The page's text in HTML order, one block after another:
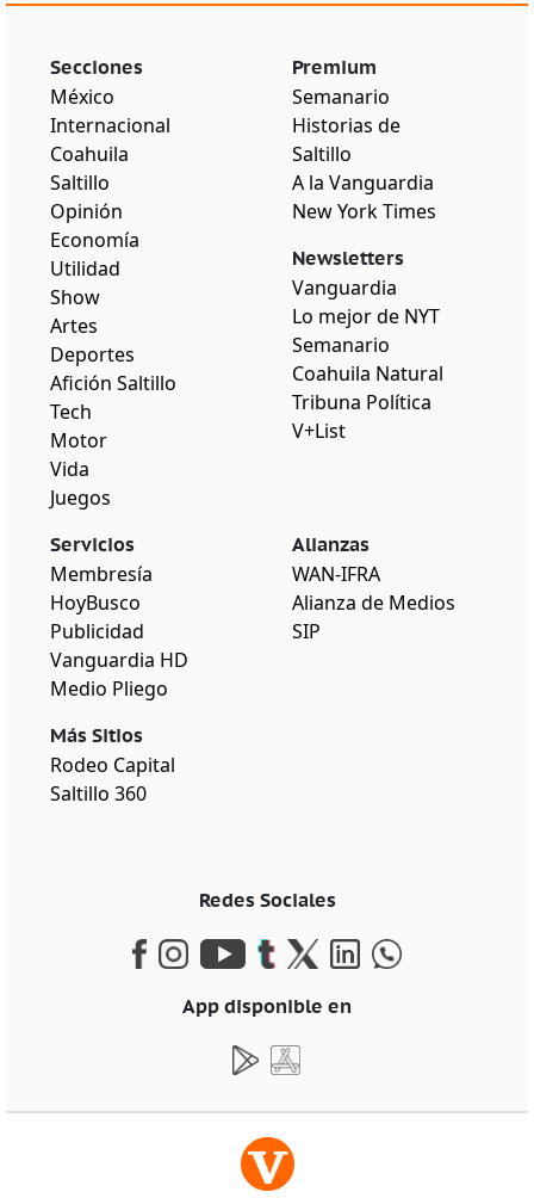
Secciones
México
Internacional
Coahuila
Saltillo
Opinión
Economía
Utilidad
Show
Artes
Deportes
Afición Saltillo
Tech
Motor
Vida
Juegos
Premium
Semanario
Historias de
Saltillo
A la Vanguardia
New York Times
Newsletters
Vanguardia
Lo mejor de NYT
Semanario
Coahuila Natural
Tribuna Política
V+List
Servicios
Membresía
HoyBusco
Publicidad
Vanguardia HD
Medio Pliego
Más Sitios
Rodeo Capital
Saltillo 360
Alianzas
WAN-IFRA
Alianza de Medios
SIP
Redes Sociales
App disponible en